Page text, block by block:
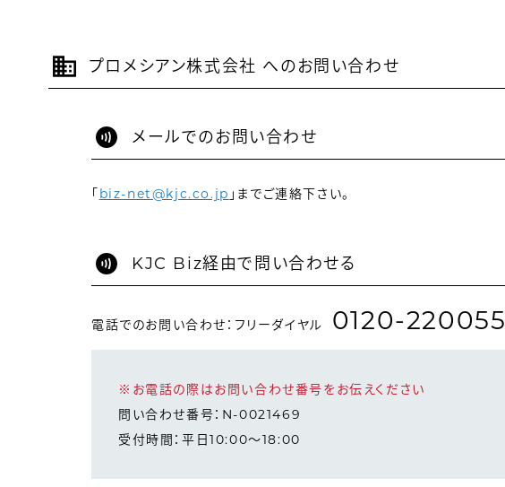
プロメシアン株式会社 へのお問い合わせ
メールでのお問い合わせ
「biz-net@kjc.co.jp 」までご連絡下さい。
KJC Biz経由で問い合わせる
電話でのお問い合わせ：フリーダイヤル 0120-220055
※お電話の際はお問い合わせ番号をお伝えください
問い合わせ番号：N-0021469
受付時間：平日10:00～18:00